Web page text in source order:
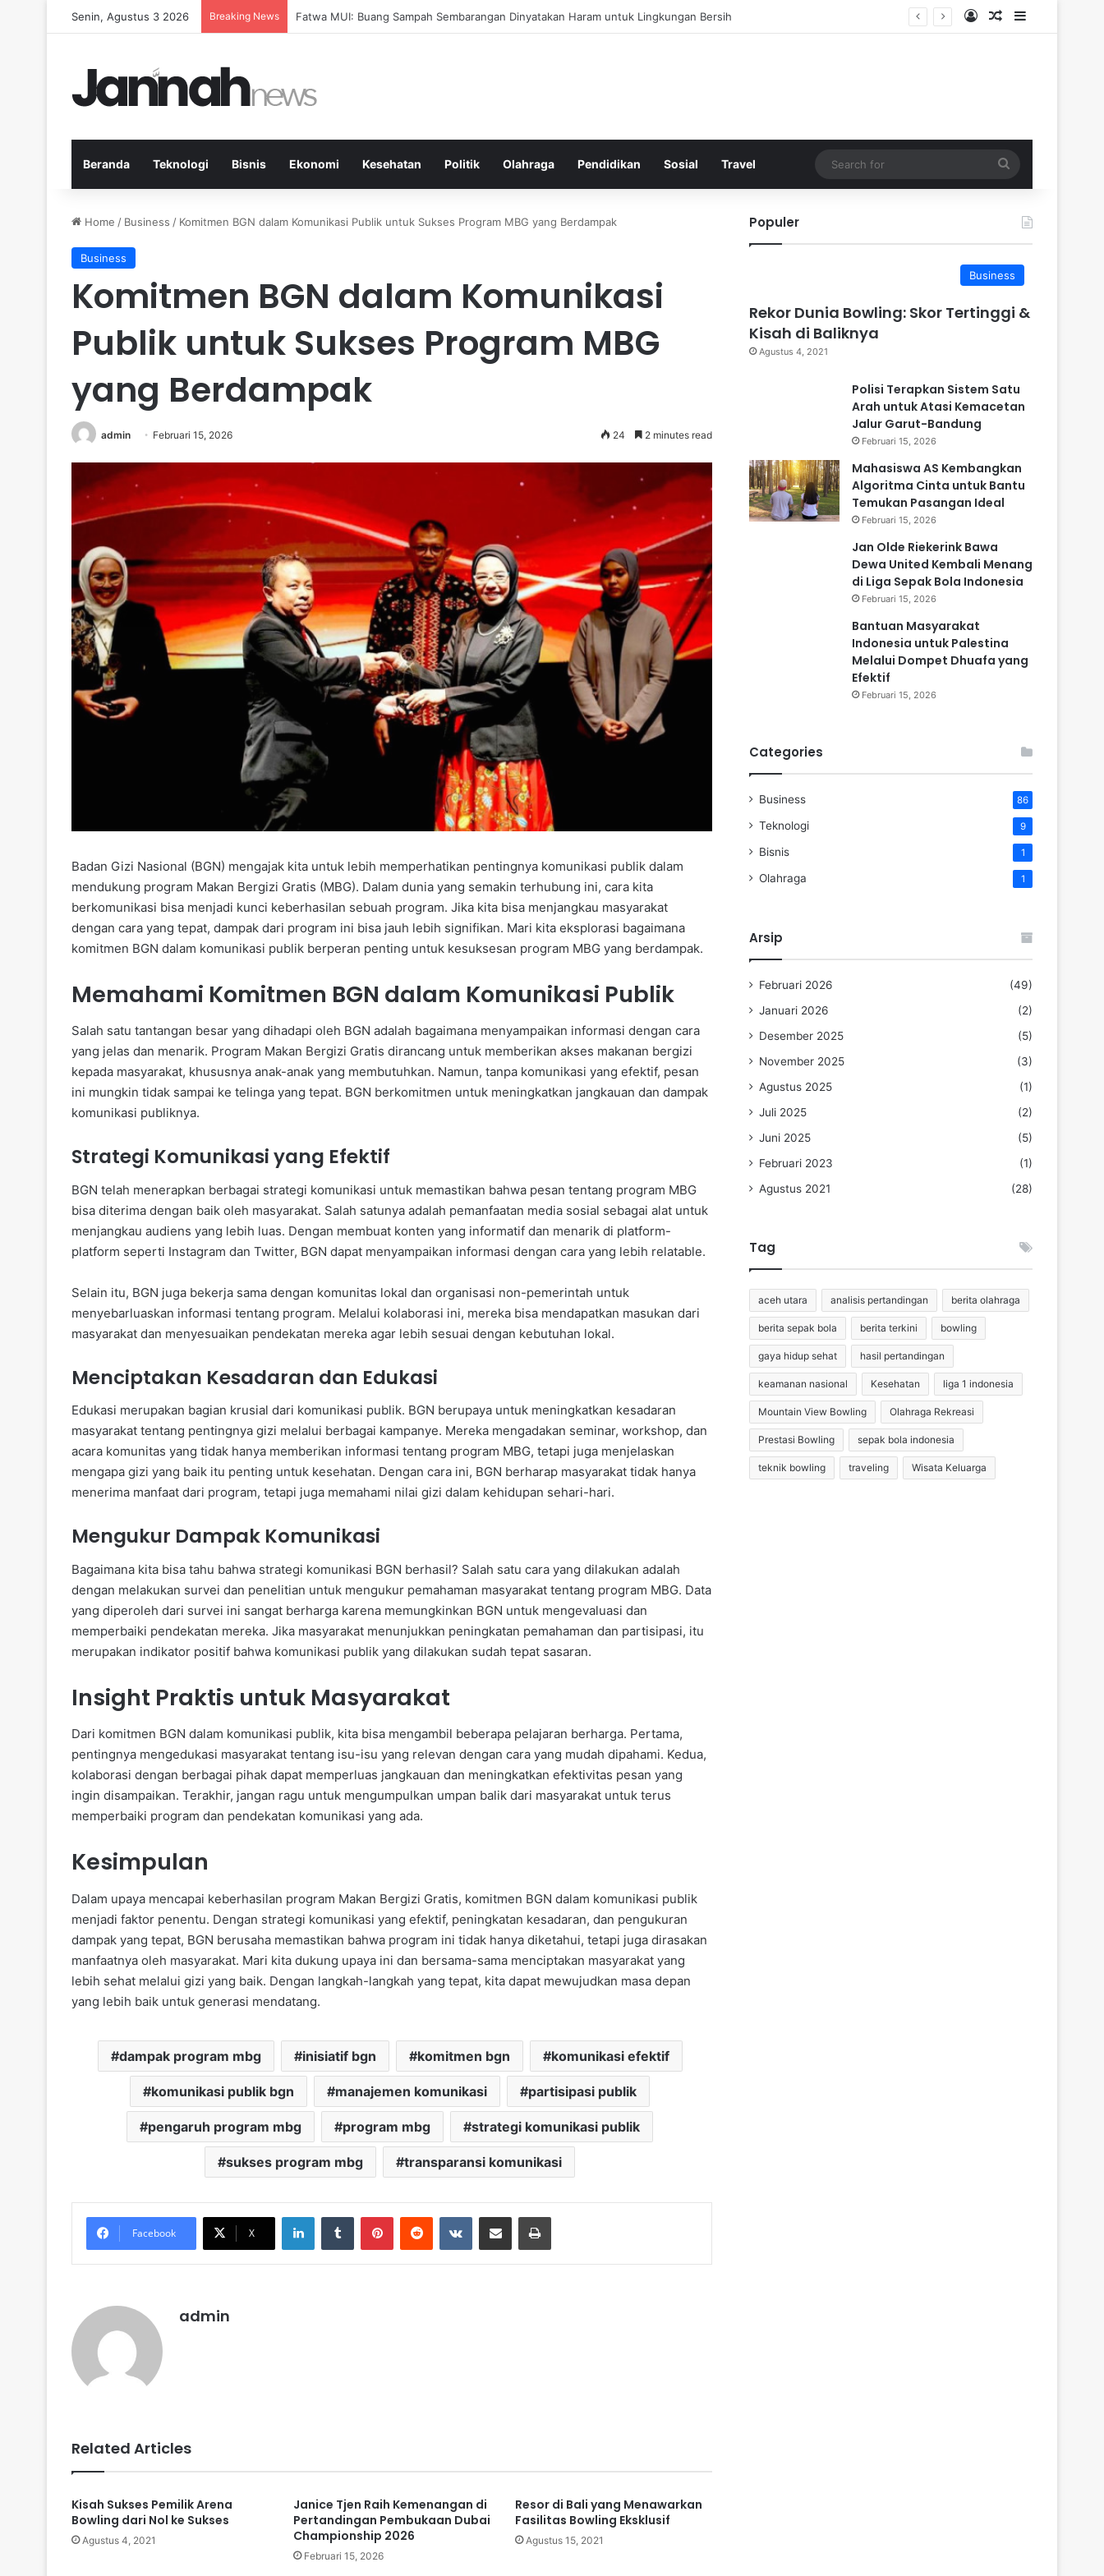
Senin, Agustus 3 2026 Breaking News Pep Guardiola Bergembira Memiliki John Stones Kembali di Timnya Log InRandom Article
Sidebar
Beranda Teknologi Bisnis Ekonomi Kesehatan Politik Olahraga Pendidikan Sosial Travel
for
Home / Business / Komitmen BGN dalam Komunikasi Publik untuk Sukses Program MBG yang Berdampak
Business
Komitmen BGN dalam Komunikasi
Publik untuk Sukses Program MBG
yang Berdampak
admin Februari 15, 2026 24 2 minutes read
Badan Gizi Nasional (BGN) mengajak kita untuk lebih memperhatikan pentingnya komunikasi publik dalam
mendukung program Makan Bergizi Gratis (MBG). Dalam dunia yang semakin terhubung ini, cara kita
berkomunikasi bisa menjadi kunci keberhasilan sebuah program. Jika kita bisa menjangkau masyarakat
dengan cara yang tepat, dampak dari program ini bisa jauh lebih signifikan. Mari kita eksplorasi bagaimana
komitmen BGN dalam komunikasi publik berperan penting untuk kesuksesan program MBG yang berdampak.
Memahami Komitmen BGN dalam Komunikasi Publik
Salah satu tantangan besar yang dihadapi oleh BGN adalah bagaimana menyampaikan informasi dengan cara
yang jelas dan menarik. Program Makan Bergizi Gratis dirancang untuk memberikan akses makanan bergizi
kepada masyarakat, khususnya anak-anak yang membutuhkan. Namun, tanpa komunikasi yang efektif, pesan
ini mungkin tidak sampai ke telinga yang tepat. BGN berkomitmen untuk meningkatkan jangkauan dan dampak
komunikasi publiknya.
Strategi Komunikasi yang Efektif
BGN telah menerapkan berbagai strategi komunikasi untuk memastikan bahwa pesan tentang program MBG
bisa diterima dengan baik oleh masyarakat. Salah satunya adalah pemanfaatan media sosial sebagai alat untuk
menjangkau audiens yang lebih luas. Dengan membuat konten yang informatif dan menarik di platform-
platform seperti Instagram dan Twitter, BGN dapat menyampaikan informasi dengan cara yang lebih relatable.
Selain itu, BGN juga bekerja sama dengan komunitas lokal dan organisasi non-pemerintah untuk
menyebarluaskan informasi tentang program. Melalui kolaborasi ini, mereka bisa mendapatkan masukan dari
masyarakat dan menyesuaikan pendekatan mereka agar lebih sesuai dengan kebutuhan lokal.
Menciptakan Kesadaran dan Edukasi
Edukasi merupakan bagian krusial dari komunikasi publik. BGN berupaya untuk meningkatkan kesadaran
masyarakat tentang pentingnya gizi melalui berbagai kampanye. Mereka mengadakan seminar, workshop, dan
acara komunitas yang tidak hanya memberikan informasi tentang program MBG, tetapi juga menjelaskan
mengapa gizi yang baik itu penting untuk kesehatan. Dengan cara ini, BGN berharap masyarakat tidak hanya
menerima manfaat dari program, tetapi juga memahami nilai gizi dalam kehidupan sehari-hari.
Mengukur Dampak Komunikasi
Bagaimana kita bisa tahu bahwa strategi komunikasi BGN berhasil? Salah satu cara yang dilakukan adalah
dengan melakukan survei dan penelitian untuk mengukur pemahaman masyarakat tentang program MBG. Data
yang diperoleh dari survei ini sangat berharga karena memungkinkan BGN untuk mengevaluasi dan
memperbaiki pendekatan mereka. Jika masyarakat menunjukkan peningkatan pemahaman dan partisipasi, itu
merupakan indikator positif bahwa komunikasi publik yang dilakukan sudah tepat sasaran.
Insight Praktis untuk Masyarakat
Dari komitmen BGN dalam komunikasi publik, kita bisa mengambil beberapa pelajaran berharga. Pertama,
pentingnya mengedukasi masyarakat tentang isu-isu yang relevan dengan cara yang mudah dipahami. Kedua,
kolaborasi dengan berbagai pihak dapat memperluas jangkauan dan meningkatkan efektivitas pesan yang
ingin disampaikan. Terakhir, jangan ragu untuk mengumpulkan umpan balik dari masyarakat untuk terus
memperbaiki program dan pendekatan komunikasi yang ada.
Kesimpulan
Dalam upaya mencapai keberhasilan program Makan Bergizi Gratis, komitmen BGN dalam komunikasi publik
menjadi faktor penentu. Dengan strategi komunikasi yang efektif, peningkatan kesadaran, dan pengukuran
dampak yang tepat, BGN berusaha memastikan bahwa program ini tidak hanya diketahui, tetapi juga dirasakan
manfaatnya oleh masyarakat. Mari kita dukung upaya ini dan bersama-sama menciptakan masyarakat yang
lebih sehat melalui gizi yang baik. Dengan langkah-langkah yang tepat, kita dapat mewujudkan masa depan
yang lebih baik untuk generasi mendatang.
dampak program mbg inisiatif bgn komitmen bgn komunikasi efektif
komunikasi publik bgn manajemen komunikasi partisipasi publik
pengaruh program mbg program mbg strategi komunikasi publik
sukses program mbg transparansi komunikasi
Facebook X
LinkedInTumblr PinterestReddit VKontakteShare via Email Print
admin
Related Articles
Kisah Sukses Pemilik Arena
Bowling dari Nol ke Sukses
Agustus 4, 2021
Janice Tjen Raih Kemenangan di
Pertandingan Pembukaan Dubai
Championship 2026
Februari 15, 2026
Resor di Bali yang Menawarkan
Fasilitas Bowling Eksklusif
Agustus 15, 2021
Populer
Business
Rekor Dunia Bowling: Skor Tertinggi &
Kisah di Baliknya
Agustus 4, 2021
Polisi Terapkan Sistem Satu
Arah untuk Atasi Kemacetan
Jalur Garut-Bandung
Februari 15, 2026
Mahasiswa AS Kembangkan
Algoritma Cinta untuk Bantu
Temukan Pasangan Ideal
Februari 15, 2026
Jan Olde Riekerink Bawa
Dewa United Kembali Menang
di Liga Sepak Bola Indonesia
Februari 15, 2026
Bantuan Masyarakat
Indonesia untuk Palestina
Melalui Dompet Dhuafa yang
Efektif
Februari 15, 2026
Categories
Business 86
Teknologi 9
Bisnis 1
Olahraga 1
Arsip
Februari 2026
(49)
Januari 2026
(2)
Desember 2025
(5)
November 2025
(3)
Agustus 2025
(1)
Juli 2025
(2)
Juni 2025
(5)
Februari 2023
(1)
Agustus 2021
(28)
Tag
aceh utara analisis pertandingan berita olahraga
berita sepak bola berita terkini bowling
gaya hidup sehat hasil pertandingan
keamanan nasional Kesehatan liga 1 indonesia
Mountain View Bowling Olahraga Rekreasi
Prestasi Bowling sepak bola indonesia
teknik bowling traveling Wisata Keluarga